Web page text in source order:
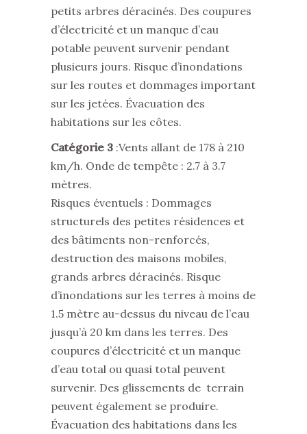
petits arbres déracinés. Des coupures
d’électricité et un manque d’eau
potable peuvent survenir pendant
plusieurs jours. Risque d’inondations
sur les routes et dommages important
sur les jetées. Évacuation des
habitations sur les côtes.
Catégorie 3 :Vents allant de 178 à 210
km/h. Onde de tempête : 2.7 à 3.7
mètres.
Risques éventuels : Dommages
structurels des petites résidences et
des bâtiments non-renforcés,
destruction des maisons mobiles,
grands arbres déracinés. Risque
d’inondations sur les terres à moins de
1.5 mètre au-dessus du niveau de l’eau
jusqu’à 20 km dans les terres. Des
coupures d’électricité et un manque
d’eau total ou quasi total peuvent
survenir. Des glissements de terrain
peuvent également se produire.
Évacuation des habitations dans les